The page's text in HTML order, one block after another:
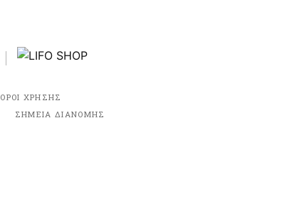
ΟΡΟΙ ΧΡΗΣΗΣ
ΣΗΜΕΙΑ ΔΙΑΝΟΜΗΣ